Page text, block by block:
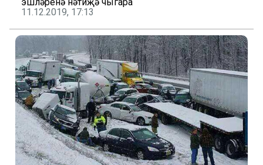
эшләренә нәтиҗә чыгара
11.12.2019, 17:13